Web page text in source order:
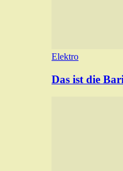
Elektro
Das ist die